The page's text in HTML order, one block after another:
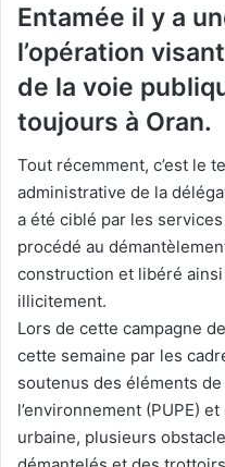
Entamée il y a
l’opération
de la voie
toujours à Oran.
Tout récemment, c’est le
administrative de la
a été ciblé par les
procédé au
construction et libéré
illicitement.
Lors de cette campagne
cette semaine par les
soutenus des éléments
l’environnement (PUPE)
urbaine, plusieurs